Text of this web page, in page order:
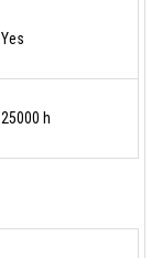
Yes
25000 h